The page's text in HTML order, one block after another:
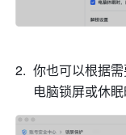
你也可以根据
电脑锁屏或休